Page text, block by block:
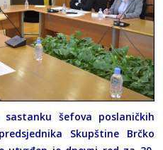
šefova poslaničkih
Skupštine Brčko